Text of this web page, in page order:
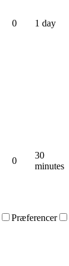
0 1 day
0
30
minutes
Præferencer